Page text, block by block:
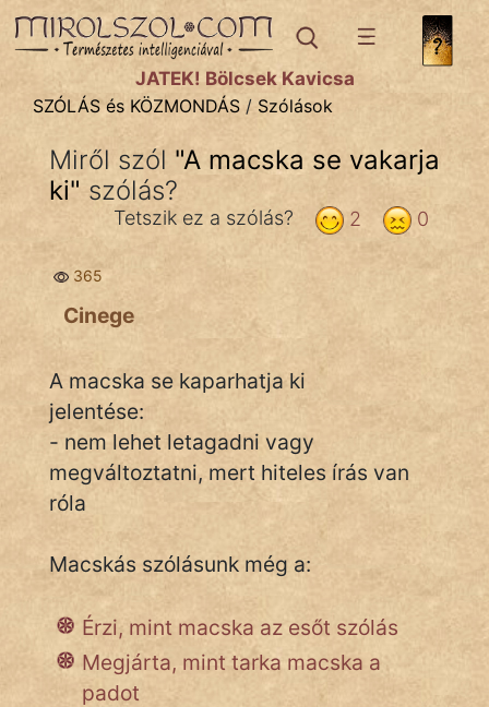
SZÓLÁS ÉS KÖZMONDÁStémák:
Bibliai
Közmondások
Szállóigék
Szóláscsoportok
Szólások
Tréfás
IRODALOM
SZÓLÁS
KÖZMONDÁS
JÁTÉK! Bölcsek Kavicsa
SZÓLÁS és KÖZMONDÁS / Szólások
Miről szól "A macska se vakarja
ki" szólás?
0
2
Tetszik ez a szólás?
365
Cinege
A macska se kaparhatja ki
jelentése:
- nem lehet letagadni vagy
megváltoztatni, mert hiteles írás van
róla
Macskás szólásunk még a:
Érzi, mint macska az esőt szólás
Megjárta, mint tarka macska a
padot